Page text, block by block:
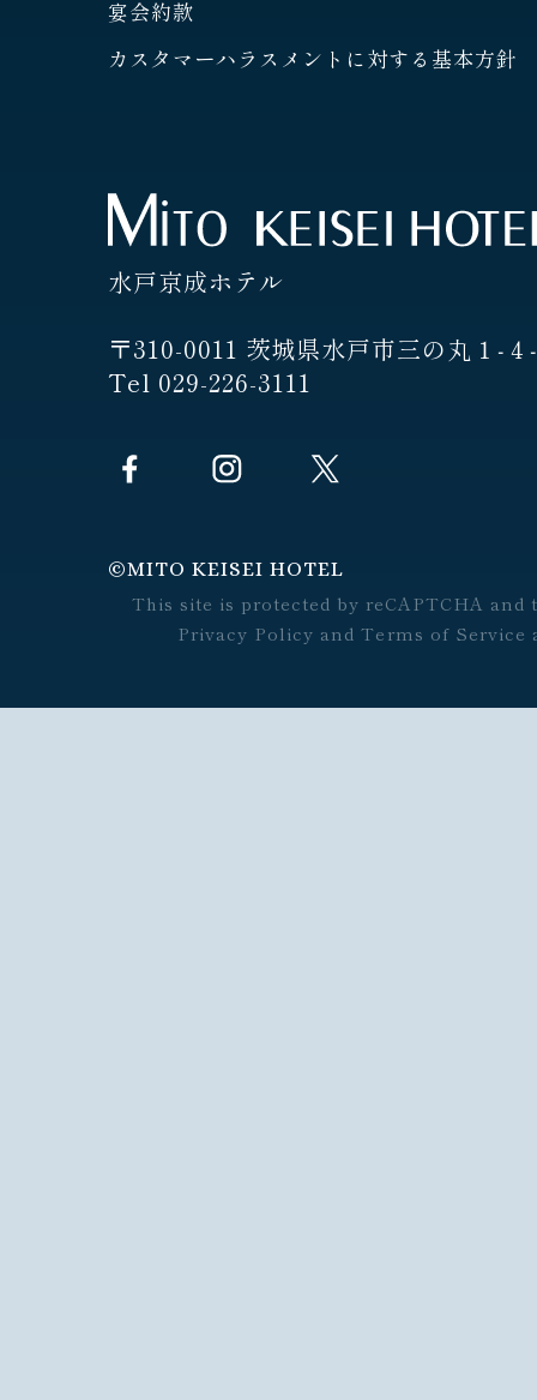
宴会約款
カスタマーハラスメントに対する基本方針
水戸京成ホテル
〒310-0011 茨城県水戸市三の丸１‐４
Tel 029-226-3111
©︎MITO KEISEI HOTEL
This site is protected by reCAPTCHA and
Privacy Policy andTerms of Service